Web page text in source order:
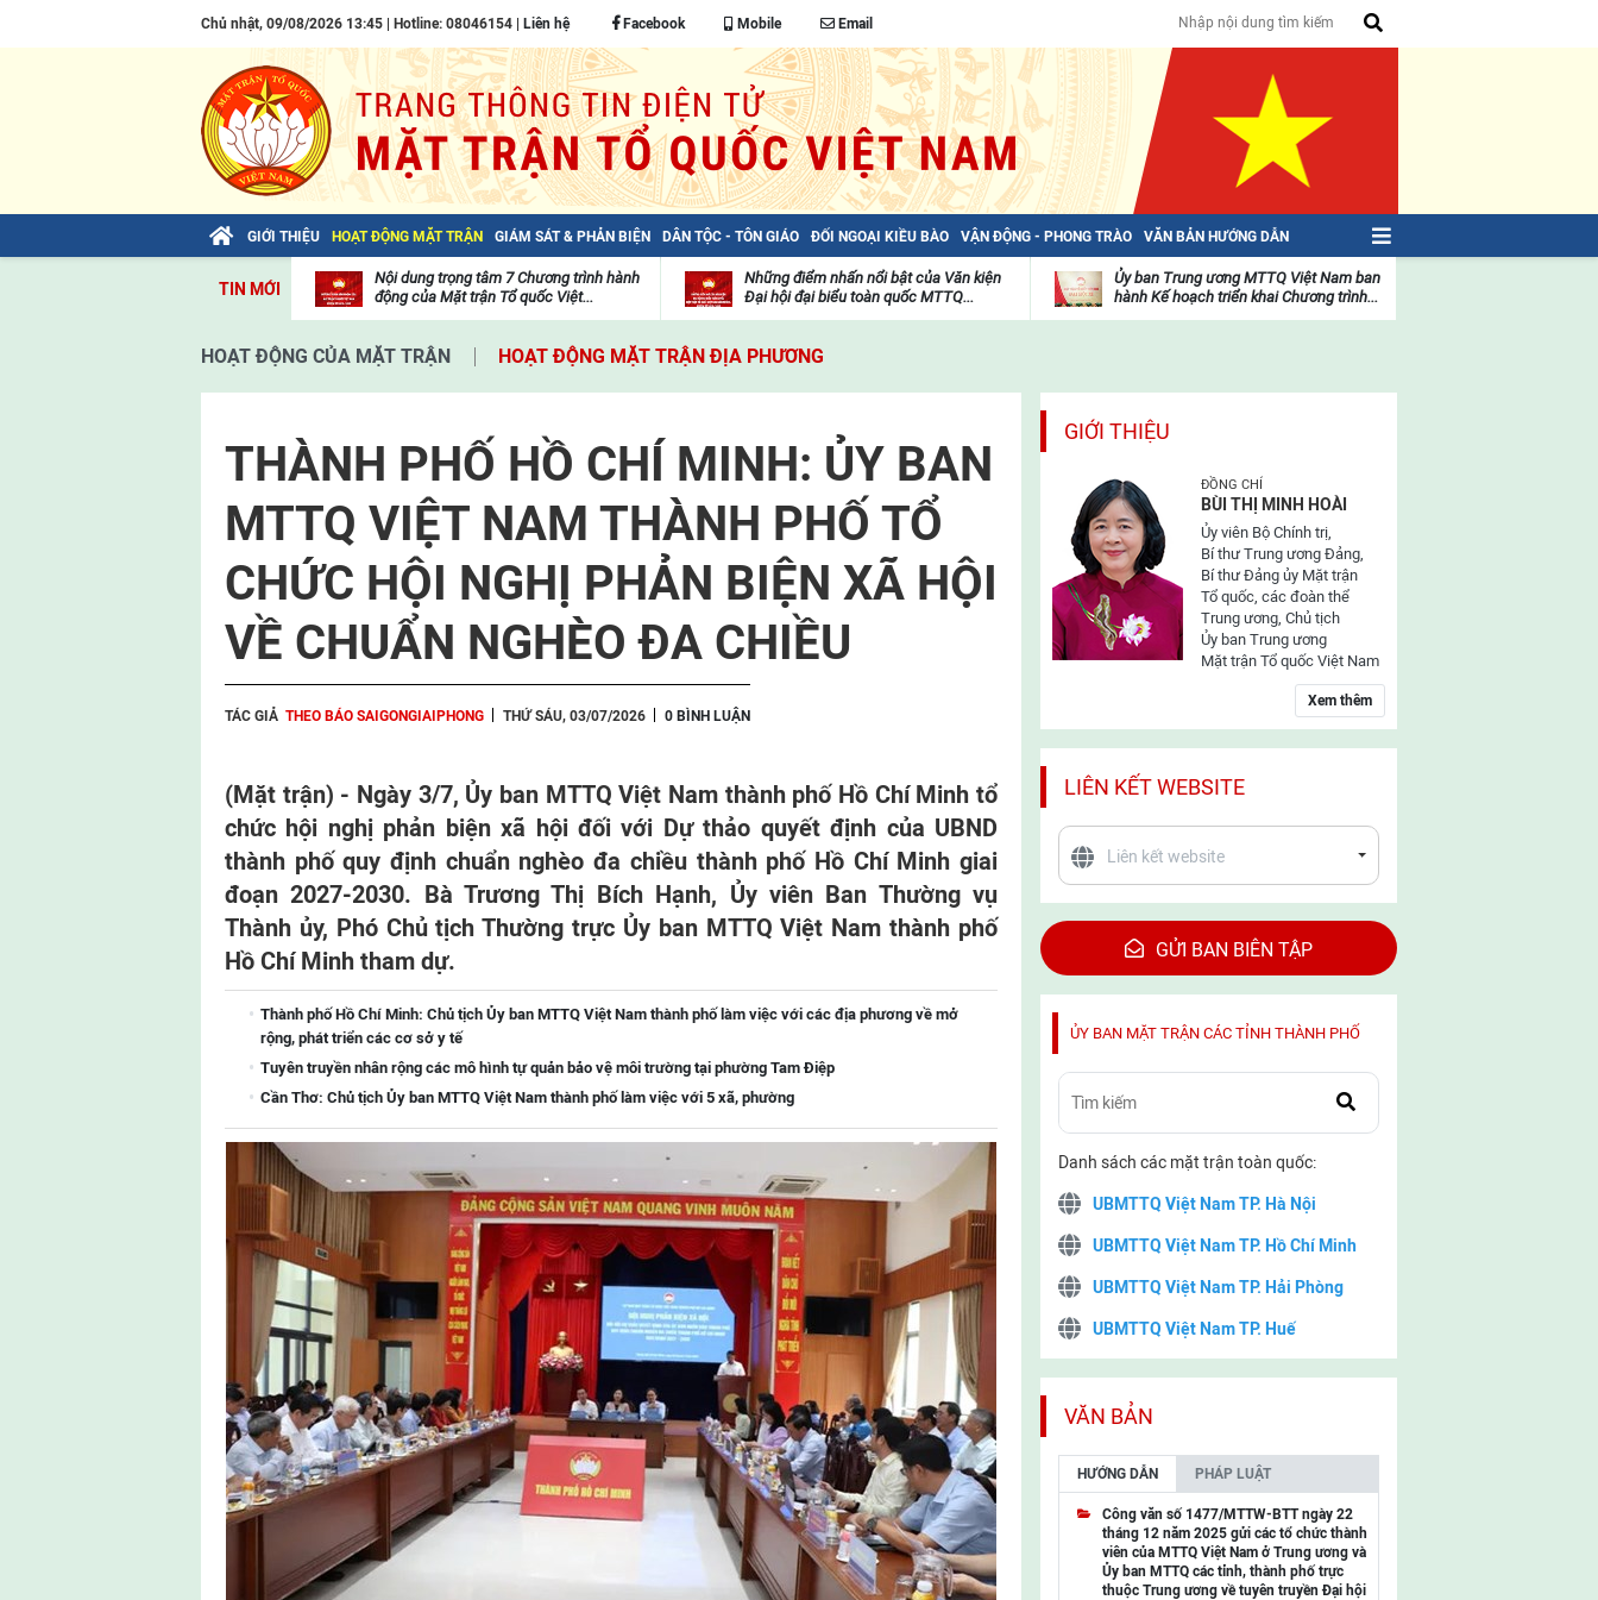
Chủ nhật, 09/08/2026 13:45 | Hotline: 08046154 | Liên hệ Facebook Mobile Email
GIỚI THIỆU HOẠT ĐỘNG MẶT TRẬN GIÁM SÁT & PHẢN BIỆN DÂN TỘC - TÔN GIÁO ĐỐI NGOẠI KIỀU BÀO VẬN ĐỘNG - PHONG TRÀO VĂN BẢN HƯỚNG DẪN
TIN MỚI
Bài viết của Tổng Bí thư Tô Lâm: TIẾN
viện
Nội dung trọng tâm 7 Chương trình hành
động của Mặt trận Tổ quốc Việt...
viện
Những điểm nhấn nổi bật của Văn kiện
Đại hội đại biểu toàn quốc MTTQ...
mặt
trận
Ủy ban Trung ương MTTQ Việt Nam ban
hành Kế hoạch triển khai Chương trình...
HOẠT ĐỘNG CỦA MẶT TRẬN HOẠT ĐỘNG MẶT TRẬN ĐỊA PHƯƠNG
THÀNH PHỐ HỒ CHÍ MINH: ỦY BAN
MTTQ VIỆT NAM THÀNH PHỐ TỔ
CHỨC HỘI NGHỊ PHẢN BIỆN XÃ HỘI
VỀ CHUẨN NGHÈO ĐA CHIỀU
TÁC GIẢ THEO BÁO SAIGONGIAIPHONG THỨ SÁU, 03/07/2026 0 BÌNH LUẬN
(Mặt trận) - Ngày 3/7, Ủy ban MTTQ Việt Nam thành phố Hồ Chí Minh tổ
chức hội nghị phản biện xã hội đối với Dự thảo quyết định của UBND
thành phố quy định chuẩn nghèo đa chiều thành phố Hồ Chí Minh giai
đoạn 2027-2030. Bà Trương Thị Bích Hạnh, Ủy viên Ban Thường vụ
Thành ủy, Phó Chủ tịch Thường trực Ủy ban MTTQ Việt Nam thành phố
Hồ Chí Minh tham dự.
Thành phố Hồ Chí Minh: Chủ tịch Ủy ban MTTQ Việt Nam thành phố làm việc với các địa phương về mở
rộng, phát triển các cơ sở y tế
Tuyên truyền nhân rộng các mô hình tự quản bảo vệ môi trường tại phường Tam Điệp
Cần Thơ: Chủ tịch Ủy ban MTTQ Việt Nam thành phố làm việc với 5 xã, phường
GIỚI THIỆU
ĐỒNG CHÍ
BÙI THỊ MINH HOÀI
Ủy viên Bộ Chính trị,
Bí thư Trung ương Đảng,
Bí thư Đảng ủy Mặt trận
Tổ quốc, các đoàn thể
Trung ương, Chủ tịch
Ủy ban Trung ương
Mặt trận Tổ quốc Việt Nam
Xem thêm
LIÊN KẾT WEBSITE
GỬI BAN BIÊN TẬP
ỦY BAN MẶT TRẬN CÁC TỈNH THÀNH PHỐ
Danh sách các mặt trận toàn quốc:
UBMTTQ Việt Nam TP. Hà Nội
UBMTTQ Việt Nam TP. Hồ Chí Minh
UBMTTQ Việt Nam TP. Hải Phòng
UBMTTQ Việt Nam TP. Huế
UBMTTQ Việt Nam TP. Cần Thơ
UBMTTQ Việt Nam tỉnh Quảng Ninh
UBMTTQ Việt Nam tỉnh Cao Bằng
UBMTTQ Việt Nam tỉnh Lạng Sơn
UBMTTQ Việt Nam tỉnh Lai Châu
VĂN BẢN
HƯỚNG DẪN PHÁP LUẬT
Công văn số 1477/MTTW-BTT ngày 22
tháng 12 năm 2025 gửi các tổ chức thành
viên của MTTQ Việt Nam ở Trung ương và
Ủy ban MTTQ các tỉnh, thành phố trực
thuộc Trung ương về tuyên truyền Đại hội